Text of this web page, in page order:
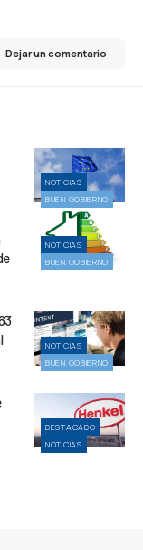
Dejar un comentario
NOTICIAS
BUEN GOBIERNO
NOTICIAS
BUEN GOBIERNO
NOTICIAS
BUEN GOBIERNO
DESTACADO
NOTICIAS